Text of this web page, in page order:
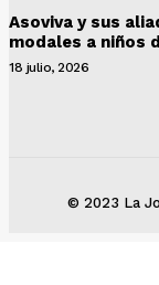
Asoviva y sus
modales a niños
18 julio, 2026
© 2023 La